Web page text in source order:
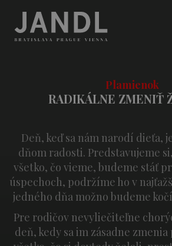
Plamienok
RADIKÁLNE ZMENIŤ
Deň, keď sa nám narodí dieťa,
dňom radosti. Predstavujeme
všetko, čo vieme, budeme stáť
úspechoch, podržíme ho v
jedného dňa možno budeme
Pre rodičov nevyliečiteľne
deň, kedy sa im zásadne